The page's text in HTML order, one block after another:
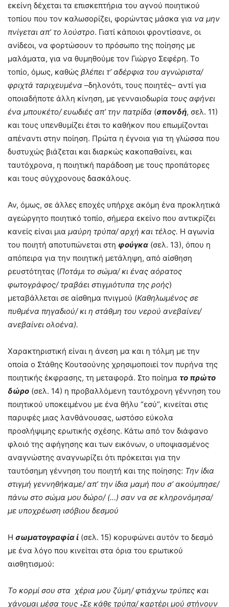
εκείνη δέχεται τα επισκεπτήρια του αγνού ποιητικού
τοπίου που τον καλωσορίζει, φορώντας μάσκα για να μην
πνίγεται απ’ το λούστρο. Γιατί κάποιοι φροντίσανε, οι
ανίδεοι, να φορτώσουν το πρόσωπο της ποίησης με
μαλάματα, για να θυμηθούμε τον Γιώργο Σεφέρη. Το
τοπίο, όμως, καθώς βλέπει τ’ αδέρφια του αγνώριστα/
φριχτά ταριχευμένα –δηλονότι, τους ποιητές– αντί για
οποιαδήποτε άλλη κίνηση, με γενναιοδωρία τους αφήνει
ένα μπουκέτο/ ευωδιές απ’ την πατρίδα (σπονδή, σελ. 11)
και τους υπενθυμίζει έτσι το καθήκον που επωμίζονται
απέναντι στην ποίηση. Πρώτα η έγνοια για τη γλώσσα που
δυστυχώς βιάζεται και διαρκώς κακοπαθαίνει, και
ταυτόχρονα, η ποιητική παράδοση με τους προπάτορες
και τους σύγχρονους δασκάλους.
Αν, όμως, σε άλλες εποχές υπήρχε ακόμη ένα προκλητικά
αγεώργητο ποιητικό τοπίο, σήμερα εκείνο που αντικρίζει
κανείς είναι μια μαύρη τρύπα/ αρχή και τέλος. Η αγωνία
του ποιητή αποτυπώνεται στη φούγκα (σελ. 13), όπου η
απόπειρα για την ποιητική μετάληψη, από αίσθηση
ρευστότητας (Ποτάμι το σώμα/ κι ένας αόρατος
φωτογράφος/ τραβάει στιγμιότυπα της ροής)
μεταβάλλεται σε αίσθημα πνιγμού (Καθηλωμένος σε
πυθμένα πηγαδιού/ κι η στάθμη του νερού ανεβαίνει/
ανεβαίνει ολοένα).
Χαρακτηριστική είναι η άνεση μα και η τόλμη με την
οποία ο Στάθης Κουτσούνης χρησιμοποιεί τον πυρήνα της
ποιητικής έκφρασης, τη μεταφορά. Στο ποίημα το πρώτο
δώρο (σελ. 14) η προβαλλόμενη ταυτόχρονη γέννηση του
ποιητικού υποκειμένου με ένα θήλυ “εσύ”, κινείται στις
παρυφές μιας λανθάνουσας, ωστόσο εύκολα
προσλήψιμης ερωτικής σχέσης. Κάτω από τον διάφανο
φλοιό της αφήγησης και των εικόνων, ο υποψιασμένος
αναγνώστης αναγνωρίζει ότι πρόκειται για την
ταυτόσημη γέννηση του ποιητή και της ποίησης: Την ίδια
στιγμή γεννηθήκαμε/ απ’ την ίδια μαμή που σ’ ακούμπησε/
πάνω στο σώμα μου δώρο/ (…) σαν να σε κληρονόμησα/
με υποχρέωση ισόβιου δεσμού
Η σωματογραφία ί (σελ. 15) κορυφώνει αυτόν το δεσμό
με ένα λόγο που κινείται στα όρια του ερωτικού
αισθητισμού:
Το κορμί σου στα χέρια μου ζύμη/ φτιάχνω τρύπες και
χάνομαι μέσα τους Σε κάθε τρύπα/ καρτέρι μού στήνουν